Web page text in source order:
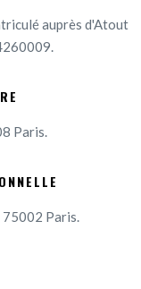
auprès d'Atout
Paris.
75002 Paris.